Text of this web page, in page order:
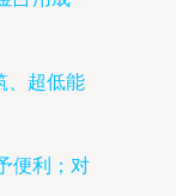
、超低能
便利；对